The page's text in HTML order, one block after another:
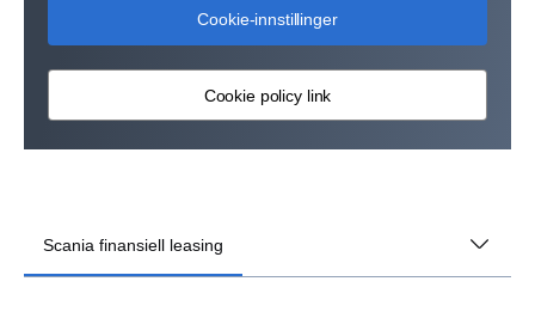
Cookie-innstillinger
Cookie policy link
Scania finansiell leasing